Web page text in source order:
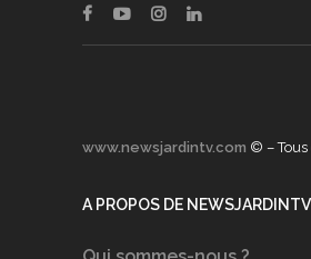
www.newsjardintv.com © –
A PROPOS DE NEWSJARDINTV